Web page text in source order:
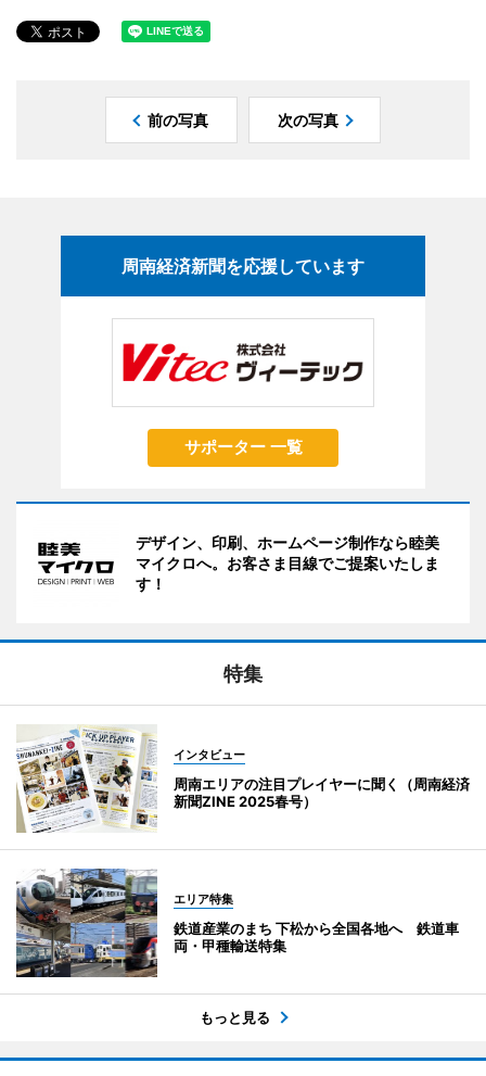
前の写真 次の写真
周南経済新聞を応援しています
サポーター 一覧
デザイン、印刷、ホームページ制作なら睦美
マイクロへ。お客さま目線でご提案いたしま
す！
特集
インタビュー
周南エリアの注目プレイヤーに聞く（周南経済
新聞ZINE 2025春号）
エリア特集
鉄道産業のまち 下松から全国各地へ 鉄道車
両・甲種輸送特集
もっと見る